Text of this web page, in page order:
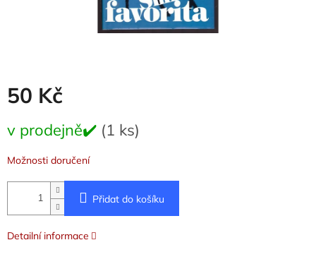
50 Kč
cena:
v prodejně✔️ (1 ks)
Možnosti doručení
Přidat do košíku
Detailní informace